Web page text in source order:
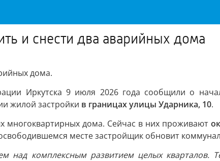
и снести два аварийных дома
дома.
Иркутска 9 июля 2026 года сообщили о
жилой застройки в границах улицы Ударника, 10.
многоквартирных дома. Сейчас в них проживают
месте застройщик обновит
над комплексным развитием целых кварталов.